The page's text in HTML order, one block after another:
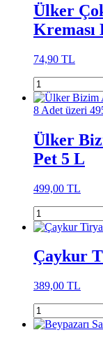
Ülker
Kreması
74,90 TL
8 Adet üzeri
Ülker
Pet 5 L
499,00 TL
Çaykur
389,00 TL